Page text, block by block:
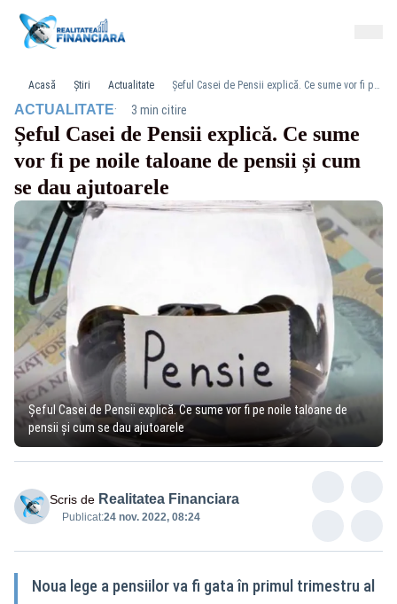
Acasă Știri Actualitate Șeful Casei de Pensii explică. Ce sume vor fi pe noile taloane de pensii și cum se dau ajutoarele
ACTUALITATE· 3 min citire
Șeful Casei de Pensii explică. Ce sume
vor fi pe noile taloane de pensii și cum
se dau ajutoarele
Șeful Casei de Pensii explică. Ce sume vor fi pe noile taloane de
pensii și cum se dau ajutoarele
Scris de Realitatea Financiara
Publicat:24 nov. 2022, 08:24
Noua lege a pensiilor va fi gata în primul trimestru al